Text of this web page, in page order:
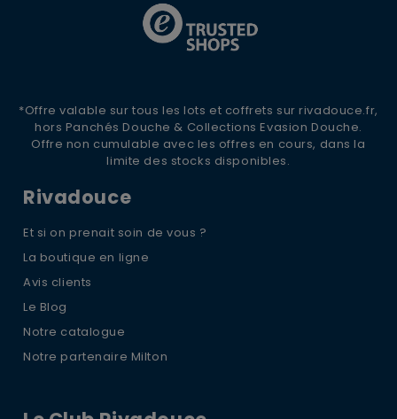
*Offre valable sur tous les lots et coffrets sur rivadouce.fr,
hors Panchés Douche & Collections Evasion Douche.
Offre non cumulable avec les offres en cours, dans la
limite des stocks disponibles.
Rivadouce
Et si on prenait soin de vous ?
La boutique en ligne
Avis clients
Le Blog
Notre catalogue
Notre partenaire Milton